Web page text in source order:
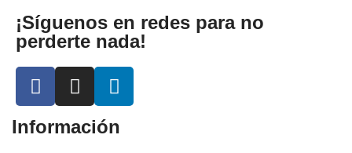
¡Síguenos en redes para no
perderte nada!
Información